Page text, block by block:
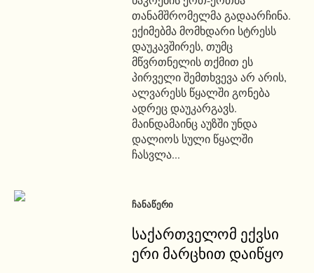
თანამშრომელმა გადაარჩინა.
ექიმებმა მომხდარი სტრესს
დაუკავშირეს, თუმც
მწვრთნელის თქმით ეს
პირველი შემთხვევა არ არის,
ალვარესს წყალში გონება
ადრეც დაუკარგავს.
მაინდამაინც აუზში უნდა
დალიოს სული წყალში
ჩასვლა...
ᲩᲐᲜᲐᲬᲔᲠᲘ
საქართველომ ექვსი
ერი მარცხით დაიწყო